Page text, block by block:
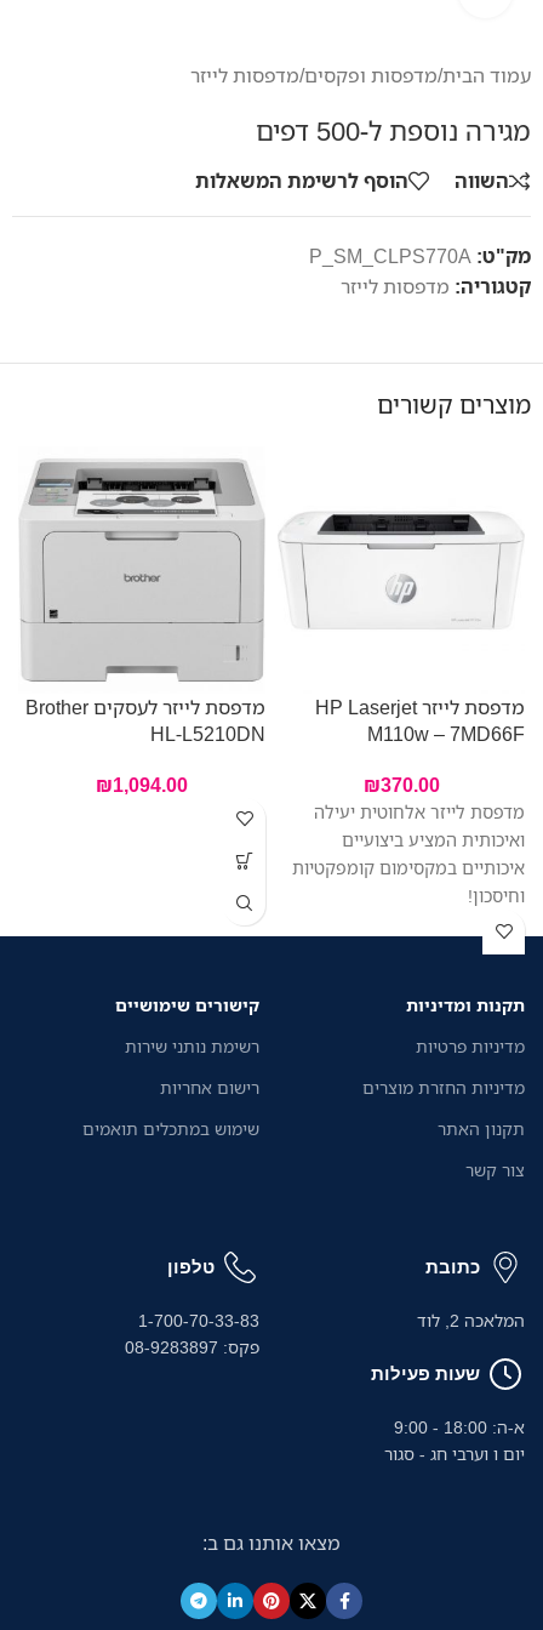
עמוד הבית/מדפסות ופקסים/מדפסות לייזר
מגירה נוספת ל-500 דפים
השווה הוסף לרשימת המשאלות
מק"ט: P_SM_CLPS770A
קטגוריה: מדפסות לייזר
מוצרים קשורים
מדפסת לייזר HP Laserjet
M110w – 7MD66F
₪370.00
מדפסת לייזר אלחוטית יעילה
ואיכותית המציע ביצועיים
איכותיים במקסימום קומפקטיות
וחיסכון!
מדפסת לייזר לעסקים Brother
HL-L5210DN
₪1,094.00
תקנות ומדיניות
מדיניות פרטיות
מדיניות החזרת מוצרים
תקנון האתר
צור קשר
קישורים שימושיים
רשימת נותני שירות
רישום אחריות
שימוש במתכלים תואמים
כתובת
המלאכה 2, לוד
שעות פעילות
א-ה: 18:00 - 9:00
יום ו וערבי חג - סגור
טלפון
1-700-70-33-83
פקס: 08-9283897
מצאו אותנו גם ב: